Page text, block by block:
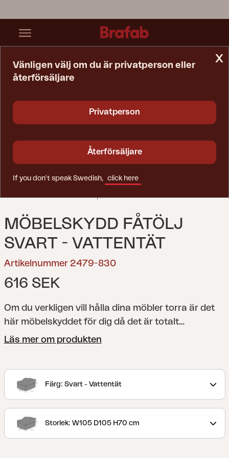
MÖBELSKYDD FÅTÖLJ
SVART - VATTENTÄT
Artikelnummer 2479-830
616 SEK
Om du verkligen vill hålla dina möbler torra är det
här möbelskyddet för dig då det är totalt
vattentätt, kompletterat med luftfickor för bättre
justerbara fästband med vindtäta spännen,
kraftigt stickat resårband nedtill, dubbelsömn,
återanvändbar förvaringsväska. Notera att ett
vattentätt skydd inte är den rekommenderade
Läs mer om produkten
Färg: Svart - Vattentät
Storlek: W105 D105 H70 cm
x
Vänligen välj om du är privatperson eller
återförsäljare
Privatperson
Återförsäljare
If you don't speak Swedish, click here